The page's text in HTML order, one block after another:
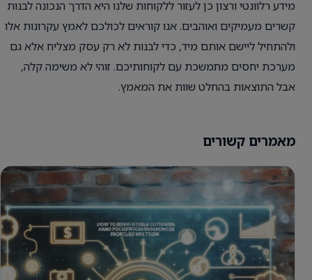
מידע רלוונטי ורצון כן לעזור ללקוחות שלנו היא הדרך הנכונה לבנות
קשרים מעמיקים ואוהבים. אנו קוראים לכולכם לאמץ עקרונות אלו
ולהתחיל ליישם אותם מיד, כדי לבנות לא רק עסק מצליח אלא גם
מערכת יחסים מתמשכת עם לקוחותיכם. זוהי לא משימה קלה,
אבל התוצאות בהחלט שוות את המאמץ.
מאמרים קשורים